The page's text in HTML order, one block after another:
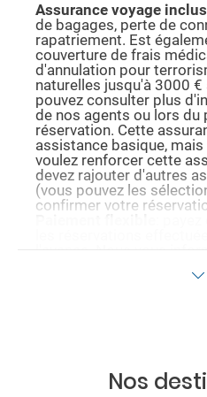
Assurance voyage
de bagages, perte de
rapatriement. Est
couverture de frais
d'annulation pour
naturelles jusqu'à 3000 €
pouvez consulter plus
de nos agents ou lors du
réservation. Cette
assistance basique,
voulez renforcer cette
devez rajouter d'autres
(vous pouvez les
confirmer votre
processus d'achat et au
limitées à certaines
réservation, vous pouvez
Nos